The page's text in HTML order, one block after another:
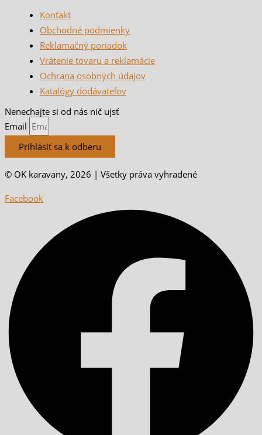
Kontakt
Obchodné podmienky
Reklamačný poriadok
Vrátenie tovaru a reklamácie
Ochrana osobných údajov
Katalógy dodávateľov
Nenechajte si od nás nič ujsť
Email
Prihlásiť sa k odberu
© OK karavany, 2026 | Všetky práva vyhradené
Facebook